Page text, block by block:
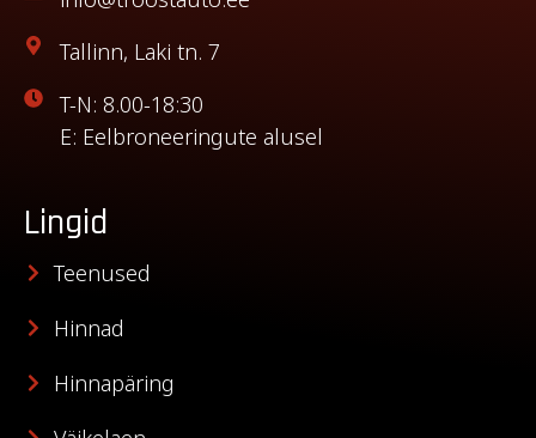
Tallinn, Laki tn. 7
T-N: 8.00-18:30
E: Eelbroneeringute alusel
Lingid
Teenused
Hinnad
Hinnapäring